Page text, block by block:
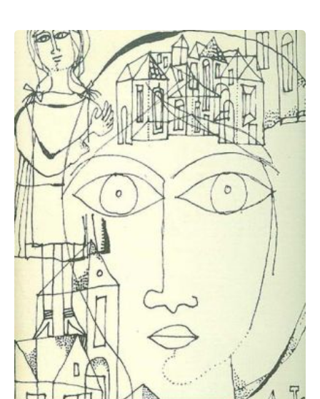
Henry
James:
A
csavar
fordul
egyet